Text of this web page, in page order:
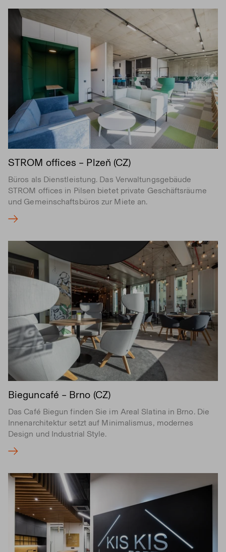
STROM offices – Plzeň (CZ)
Büros als Dienstleistung. Das Verwaltungsgebäude
STROM offices in Pilsen bietet private Geschäftsräume
und Gemeinschaftsbüros zur Miete an.
Bieguncafé – Brno (CZ)
Das Café Biegun finden Sie im Areal Slatina in Brno. Die
Innenarchitektur setzt auf Minimalismus, modernes
Design und Industrial Style.